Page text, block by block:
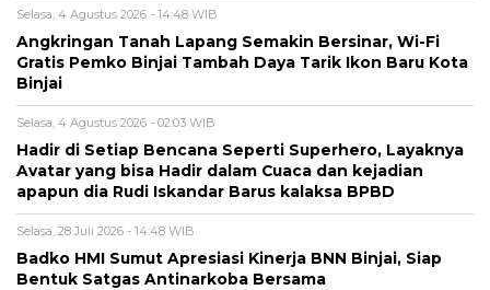
Selasa, 4 Agustus 2026 - 14:48 WIB
Angkringan Tanah Lapang Semakin Bersinar, Wi-Fi
Gratis Pemko Binjai Tambah Daya Tarik Ikon Baru Kota
Binjai
Selasa, 4 Agustus 2026 - 02:03 WIB
Hadir di Setiap Bencana Seperti Superhero, Layaknya
Avatar yang bisa Hadir dalam Cuaca dan kejadian
apapun dia Rudi Iskandar Barus kalaksa BPBD
Selasa, 28 Juli 2026 - 14:48 WIB
Badko HMI Sumut Apresiasi Kinerja BNN Binjai, Siap
Bentuk Satgas Antinarkoba Bersama